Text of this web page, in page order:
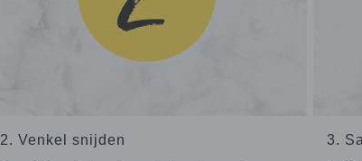
2. Venkel snijden 3.